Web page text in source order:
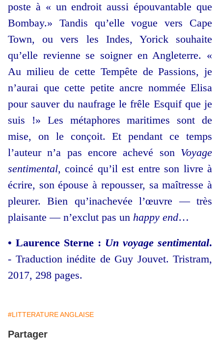
poste à « un endroit aussi épouvantable que
Bombay.» Tandis qu’elle vogue vers Cape
Town, ou vers les Indes, Yorick souhaite
qu’elle revienne se soigner en Angleterre. «
Au milieu de cette Tempête de Passions, je
n’aurai que cette petite ancre nommée Elisa
pour sauver du naufrage le frêle Esquif que je
suis !» Les métaphores maritimes sont de
mise, on le conçoit. Et pendant ce temps
l’auteur n’a pas encore achevé son Voyage
sentimental, coincé qu’il est entre son livre à
écrire, son épouse à repousser, sa maîtresse à
pleurer. Bien qu’inachevée l’œuvre — très
plaisante — n’exclut pas un happy end…
• Laurence Sterne : Un voyage sentimental.
- Traduction inédite de Guy Jouvet. Tristram,
2017, 298 pages.
#LITTERATURE ANGLAISE
Partager